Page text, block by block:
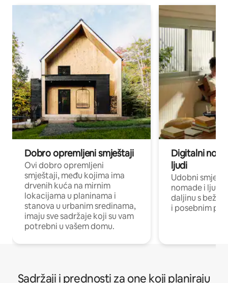
Dobro opremljeni smještaji
Ovi dobro opremljeni
smještaji, među kojima ima
drvenih kuća na mirnim
lokacijama u planinama i
stanova u urbanim sredinama,
imaju sve sadržaje koji su vam
potrebni u vašem domu.
Digitalni
ljudi
Udobni
nomade i ljude
daljinu s
i posebnim
Sadržaji i prednosti za one koji planiraju